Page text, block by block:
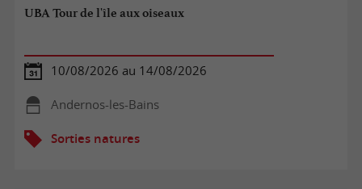
UBA Tour de l'île aux oiseaux
10/08/2026 au 14/08/2026
Andernos-les-Bains
Sorties natures